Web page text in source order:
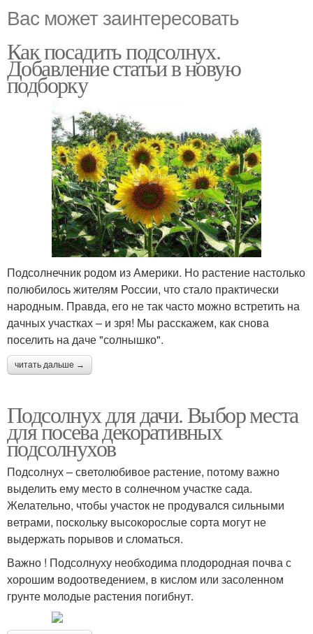
Вас может заинтересовать
Как посадить подсолнух.
Добавление статьи в новую
подборку
Подсолнечник родом из Америки. Но растение настолько
полюбилось жителям России, что стало практически
народным. Правда, его не так часто можно встретить на
дачных участках – и зря! Мы расскажем, как снова
поселить на даче "солнышко".
читать дальше →
Подсолнух для дачи. Выбор места
для посева декоративных
подсолнухов
Подсолнух – светолюбивое растение, потому важно
выделить ему место в солнечном участке сада.
Желательно, чтобы участок не продувался сильными
ветрами, поскольку высокорослые сорта могут не
выдержать порывов и сломаться.
Важно ! Подсолнуху необходима плодородная почва с
хорошим водоотведением, в кислом или засоленном
грунте молодые растения погибнут.